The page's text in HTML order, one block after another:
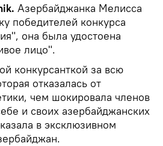
Азербайджанка Мелисса
победителей конкурса
она была удостоена
лицо".
конкурсанткой за всю
отказалась от
чем шокировала членов
и своих азербайджанских
в эксклюзивном